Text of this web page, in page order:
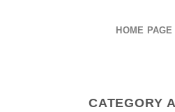
HOME PAGE
CATEGORY